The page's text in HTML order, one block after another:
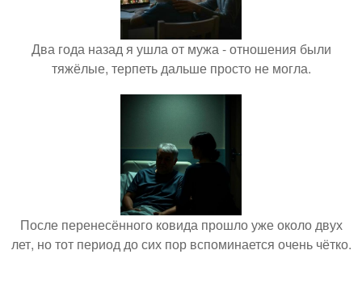
Два года назад я ушла от мужа - отношения были
тяжёлые, терпеть дальше просто не могла.
После перенесённого ковида прошло уже около двух
лет, но тот период до сих пор вспоминается очень чётко.